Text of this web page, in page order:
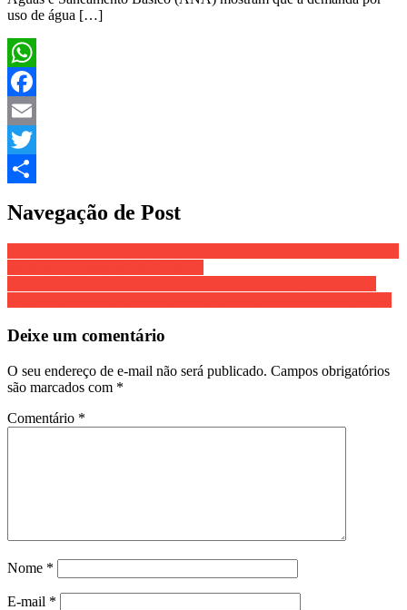
uso de água […]
WhatsApp
Facebook
Email
Twitter
Navegação de Post
Deixe um comentário
O seu endereço de e-mail não será publicado. Campos obrigatórios
são marcados com *
Comentário *
Nome *
E-mail *